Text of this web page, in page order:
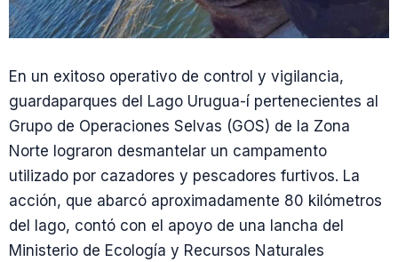
En un exitoso operativo de control y vigilancia,
guardaparques del Lago Urugua-í pertenecientes al
Grupo de Operaciones Selvas (GOS) de la Zona
Norte lograron desmantelar un campamento
utilizado por cazadores y pescadores furtivos. La
acción, que abarcó aproximadamente 80 kilómetros
del lago, contó con el apoyo de una lancha del
Ministerio de Ecología y Recursos Naturales